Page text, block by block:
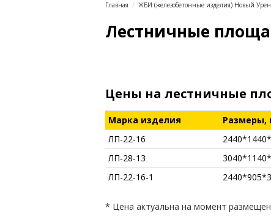
Главная ЖБИ (железобетонные изделия) Новый
Лестничные
Цены на лестничные
Марка изделия Размеры,
ЛП-22-16
ЛП-28-13
ЛП-22-16-1
* Цена актуальна на момент